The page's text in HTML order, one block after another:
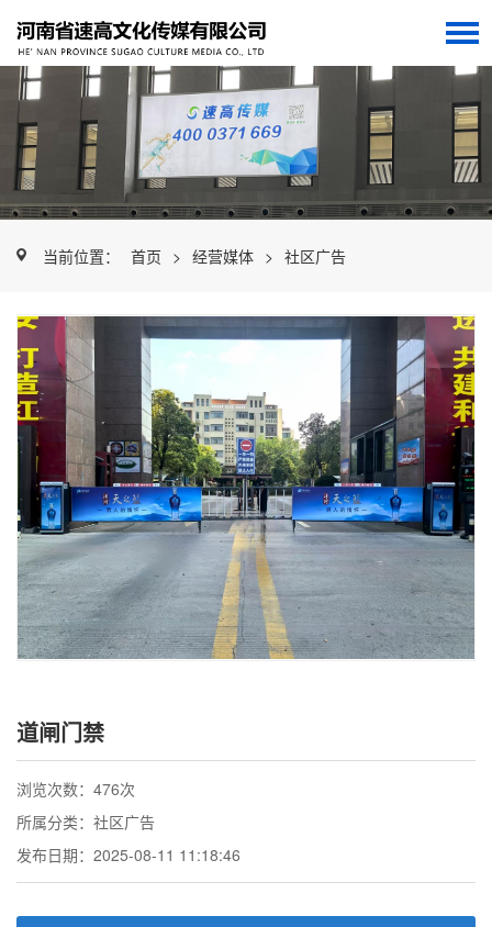
当前位置： 首页 > 经营媒体 > 社区广告
道闸门禁
浏览次数：476次
所属分类：社区广告
发布日期：2025-08-11 11:18:46